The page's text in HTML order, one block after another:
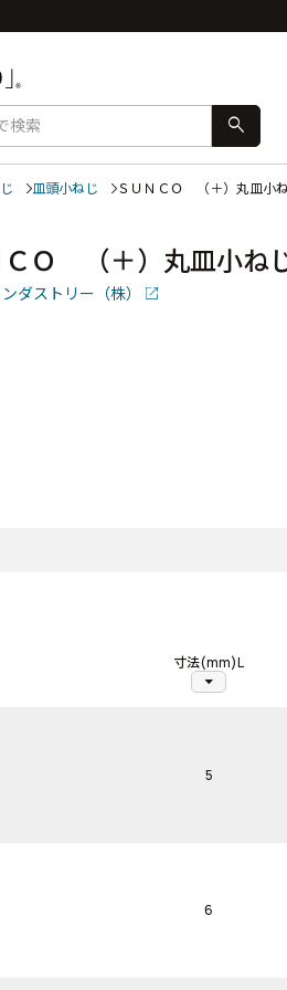
search
皿頭小ねじ ＳＵＮＣＯ （＋）丸皿小
ＣＯ （＋）丸皿小ね
ダストリー（株）
寸法(mm)L
arrow_drop_down
5
6